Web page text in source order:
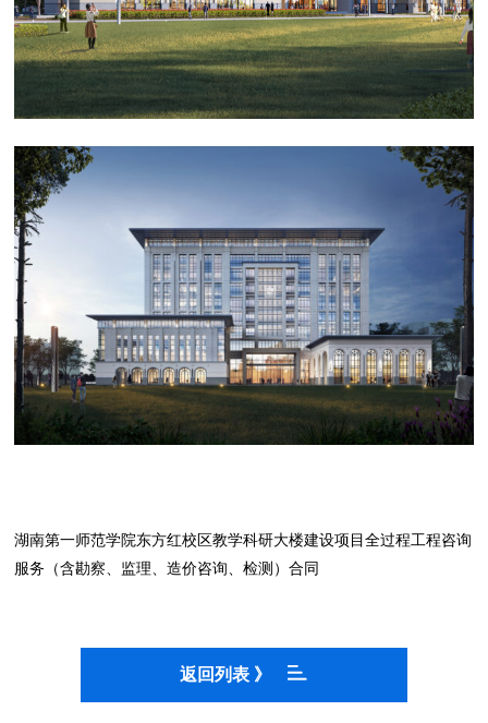
湖南第一师范学院东方红校区教学科研大楼建设项目全过程工程咨询
服务（含勘察、监理、造价咨询、检测）合同
返回列表 》